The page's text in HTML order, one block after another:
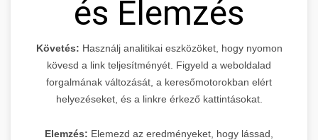
és Elemzés
Követés: Használj analitikai eszközöket, hogy nyomon
kövesd a link teljesítményét. Figyeld a weboldalad
forgalmának változását, a keresőmotorokban elért
helyezéseket, és a linkre érkező kattintásokat.
Elemzés: Elemezd az eredményeket, hogy lássad,